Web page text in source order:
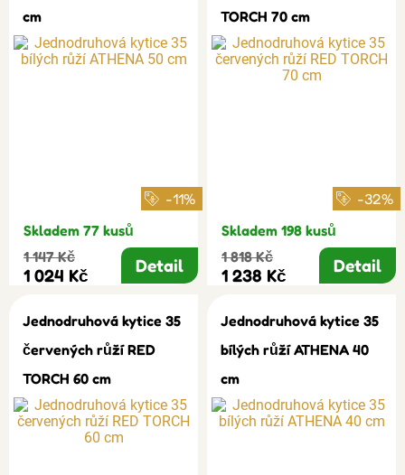
cm
-11%
Skladem 77 kusů
1 147 Kč
1 024 Kč Detail
TORCH 70 cm
-32%
Skladem 198 kusů
1 818 Kč
1 238 Kč Detail
Jednodruhová kytice 35
červených růží RED
TORCH 60 cm
Jednodruhová kytice 35
bílých růží ATHENA 40
cm